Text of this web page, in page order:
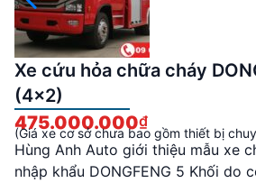
Xe cứu hỏa chữa cháy
(4×2)
475.000.000₫
(Giá xe cơ sở chưa bao gồm thiết bị
Hùng Anh Auto giới thiệu mẫu xe
nhập khẩu DONGFENG 5 Khối do